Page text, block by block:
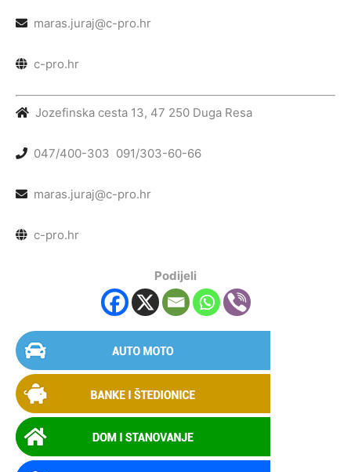
maras.juraj@c-pro.hr
c-pro.hr
Jozefinska cesta 13, 47 250 Duga Resa
047/400-303 091/303-60-66
maras.juraj@c-pro.hr
c-pro.hr
Podijeli